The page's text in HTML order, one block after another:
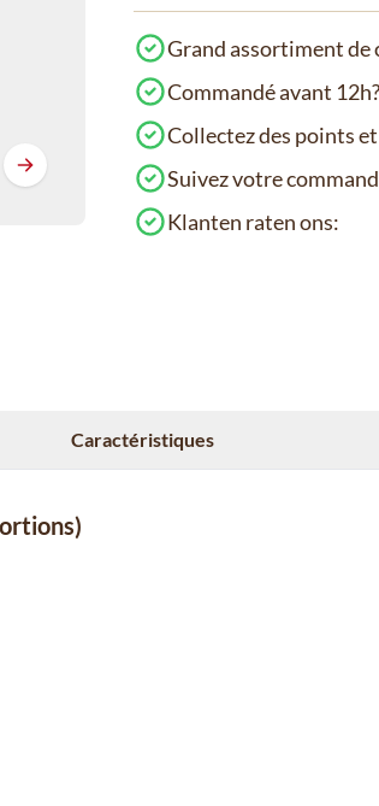
Grand assortiment de
Commandé avant
Collectez des points
Suivez votre
Klanten raten ons:
Caractéristiques